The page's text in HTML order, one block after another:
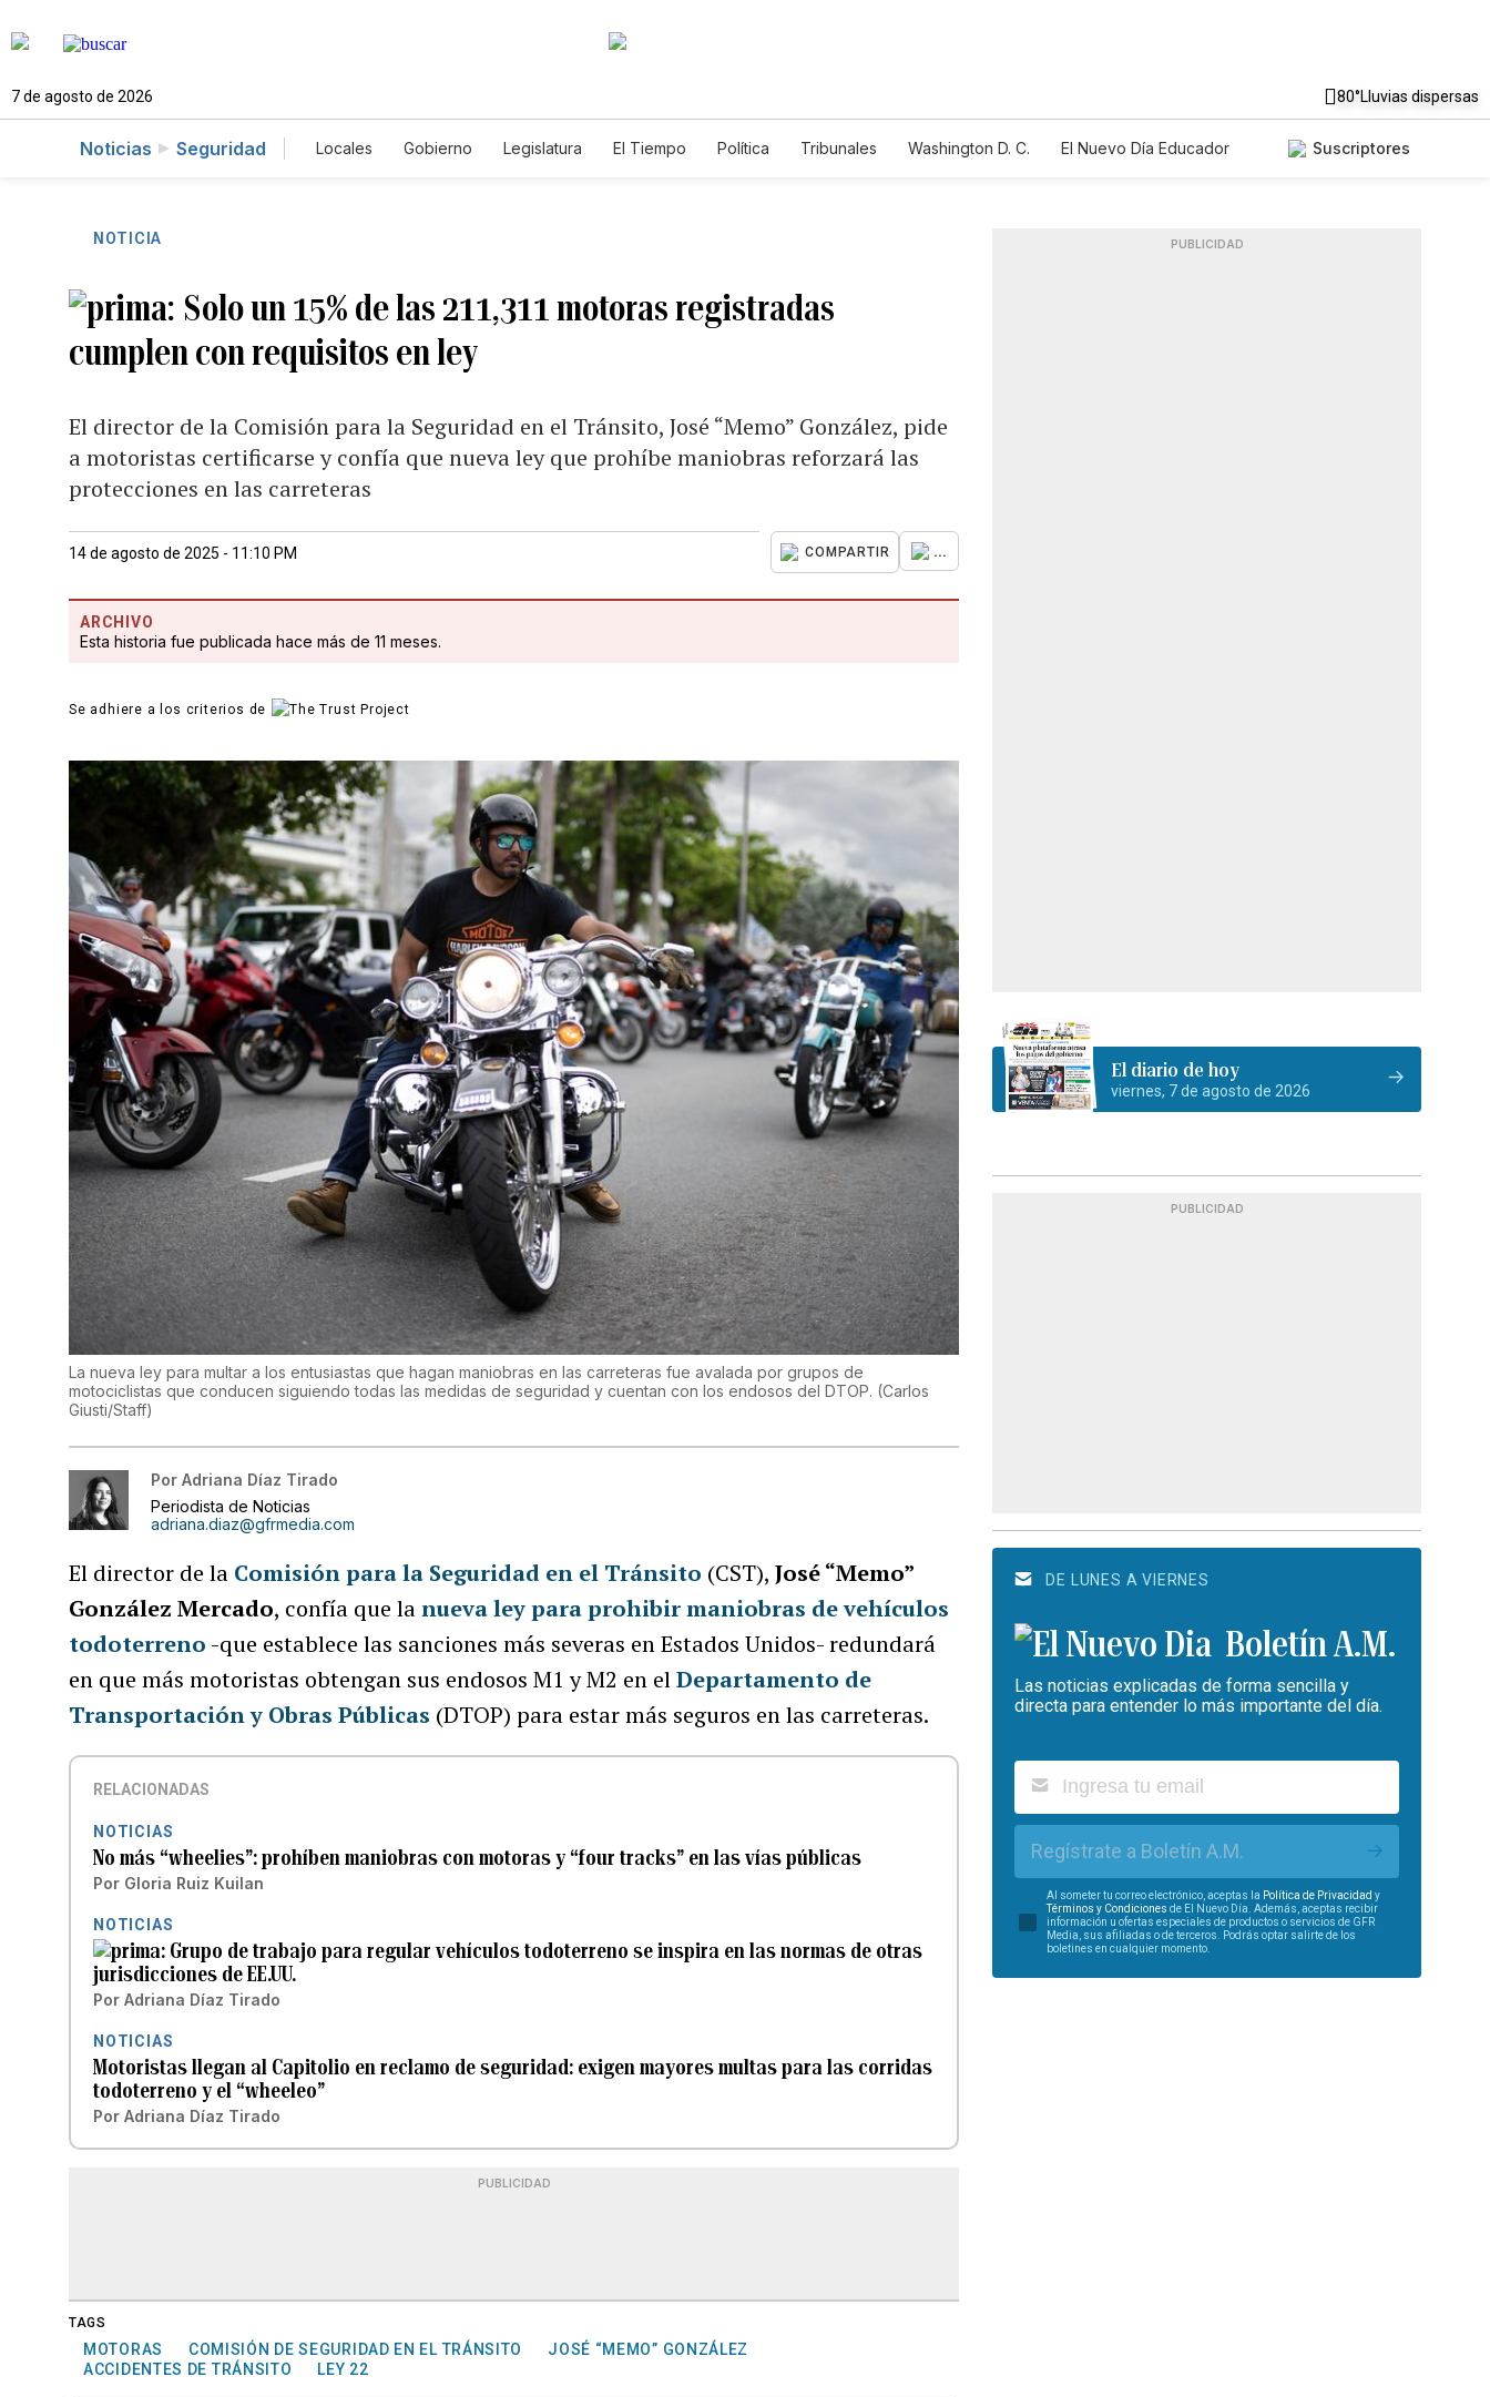
7 de agosto de 2026 80°Lluvias dispersas
Noticias Seguridad Locales Gobierno Legislatura El Tiempo Política Tribunales Washington D. C.
El Nuevo Día Educador
Suscriptores
NOTICIA
Solo un 15% de las 211,311 motoras registradas
cumplen con requisitos en ley
El director de la Comisión para la Seguridad en el Tránsito, José “Memo” González, pide
a motoristas certificarse y confía que nueva ley que prohíbe maniobras reforzará las
protecciones en las carreteras
14 de agosto de 2025 - 11:10 PM COMPARTIR ...
ARCHIVO
Esta historia fue publicada hace más de 11 meses.
Se adhiere a los criterios de
La nueva ley para multar a los entusiastas que hagan maniobras en las carreteras fue avalada por grupos de
motociclistas que conducen siguiendo todas las medidas de seguridad y cuentan con los endosos del DTOP. (Carlos
Giusti/Staff)
Por Adriana Díaz Tirado
Periodista de Noticias
adriana.diaz@gfrmedia.com
El director de la Comisión para la Seguridad en el Tránsito (CST),José “Memo”
González Mercado, confía que lanueva ley para prohibir maniobras de vehículos
todoterreno -que establece las sanciones más severas en Estados Unidos- redundará
en que más motoristas obtengan sus endosos M1 y M2 en elDepartamento de
Transportación y Obras Públicas (DTOP) para estar más seguros en las carreteras.
RELACIONADAS
NOTICIAS
No más “wheelies”: prohíben maniobras con motoras y “four tracks” en las vías públicas
Por Gloria Ruiz Kuilan
NOTICIAS
Grupo de trabajo para regular vehículos todoterreno se inspira en las normas de otras
jurisdicciones de EE.UU.
Por Adriana Díaz Tirado
NOTICIAS
Motoristas llegan al Capitolio en reclamo de seguridad: exigen mayores multas para las corridas
todoterreno y el “wheeleo”
Por Adriana Díaz Tirado
PUBLICIDAD
TAGS
MOTORAS COMISIÓN DE SEGURIDAD EN EL TRÁNSITO
JOSÉ “MEMO” GONZÁLEZ
ACCIDENTES DE TRÁNSITO
LEY 22
PUBLICIDAD
El diario de hoy
viernes, 7 de agosto de 2026
PUBLICIDAD
DE LUNES A VIERNES
Boletín A.M.
Las noticias explicadas de forma sencilla y
directa para entender lo más importante del día.
Regístrate a Boletín A.M.
Al someter tu correo electrónico, aceptas la Política de Privacidad y
Términos y Condiciones de El Nuevo Día. Además, aceptas recibir
información u ofertas especiales de productos o servicios de GFR
Media, sus afiliadas o de terceros. Podrás optar salirte de los
boletines en cualquier momento.